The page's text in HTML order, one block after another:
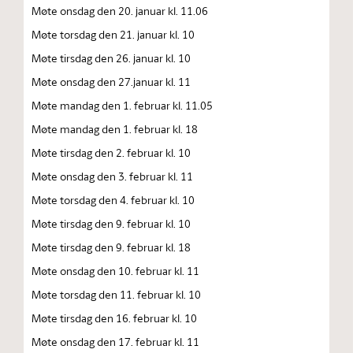
Møte onsdag den 20. januar kl. 11.06
Møte torsdag den 21. januar kl. 10
Møte tirsdag den 26. januar kl. 10
Møte onsdag den 27.januar kl. 11
Møte mandag den 1. februar kl. 11.05
Møte mandag den 1. februar kl. 18
Møte tirsdag den 2. februar kl. 10
Møte onsdag den 3. februar kl. 11
Møte torsdag den 4. februar kl. 10
Møte tirsdag den 9. februar kl. 10
Møte tirsdag den 9. februar kl. 18
Møte onsdag den 10. februar kl. 11
Møte torsdag den 11. februar kl. 10
Møte tirsdag den 16. februar kl. 10
Møte onsdag den 17. februar kl. 11